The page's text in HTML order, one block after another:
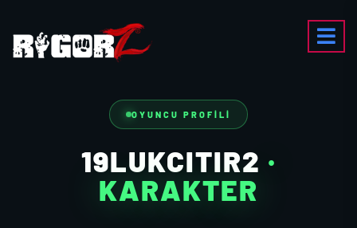
OYUNCU PROFILI
19LUKCITIR2 ·
KARAKTER